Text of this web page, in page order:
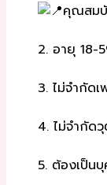
คุณสม
2. อายุ 18-
3. ไม่จำกัดเ
4. ไม่จำกัด
5. ต้องเป็น